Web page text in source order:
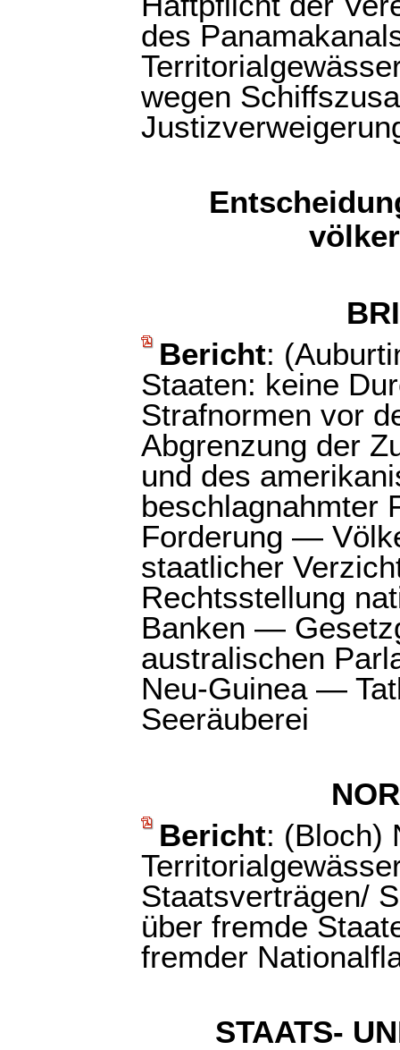
des
wegen
Bericht:
Staaten: keine
Strafnormen vor
Abgrenzung der
und des
beschlagnahmter
Forderung —
staatlicher
Rechtsstellung
Banken —
australischen
Neu-Guinea —
Seeräuberei
Bericht: (Bloch)
Staatsverträgen/
über fremde
fremder
STAATS-